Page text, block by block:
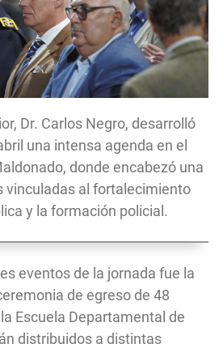
Dr. Carlos Negro, desarrolló
una intensa agenda en el
donde encabezó una
vinculadas al fortalecimiento
y la formación policial.
eventos de la jornada fue la
de egreso de 48
Escuela Departamental de
distribuidos a distintas